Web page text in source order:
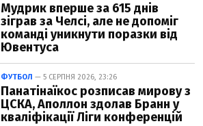
Мудрик вперше за 615 днів
зіграв за Челсі, але не допоміг
команді уникнути поразки від
Ювентуса
ФУТБОЛ — 5 СЕРПНЯ 2026, 23:26
Панатінаїкос розписав мирову з
ЦСКА, Аполлон здолав Бранн у
кваліфікації Ліги конференцій